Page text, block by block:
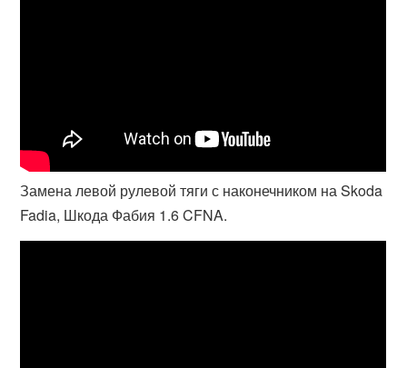
Замена левой рулевой тяги с наконечником на Skoda
Fadia, Шкода Фабия 1.6 CFNA.